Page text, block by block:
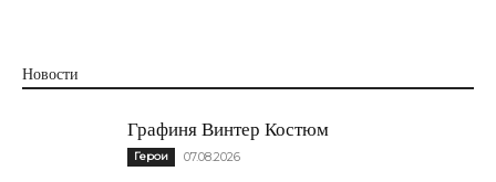
Новости
Графиня Винтер Костюм
Герои 07.08.2026